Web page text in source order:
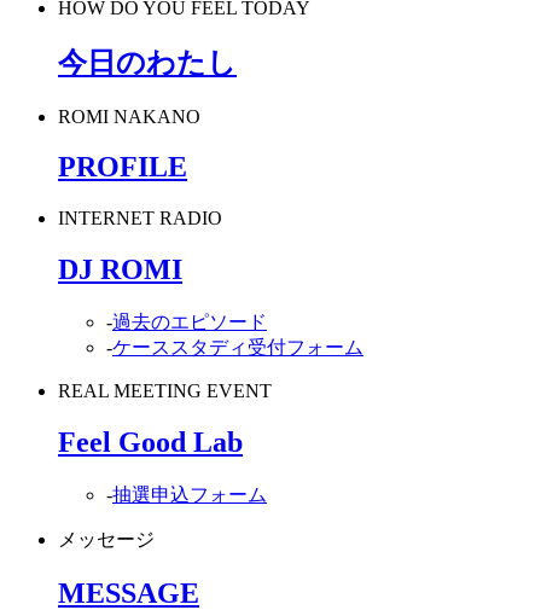
HOW DO YOU FEEL TODAY
今日のわたし
ROMI NAKANO
PROFILE
INTERNET RADIO
DJ ROMI
-過去のエピソード
-ケーススタディ受付フォーム
REAL MEETING EVENT
Feel Good Lab
-抽選申込フォーム
メッセージ
MESSAGE